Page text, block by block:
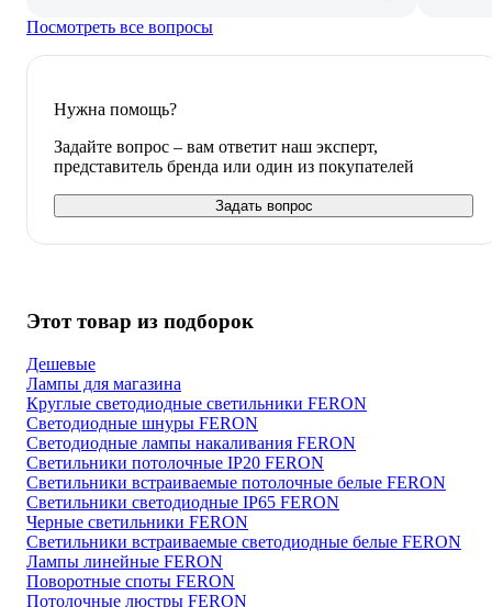
Посмотреть все вопросы
Нужна помощь?
Задайте вопрос – вам ответит наш эксперт,
представитель бренда или один из покупателей
Задать вопрос
Этот товар из подборок
Дешевые
Лампы для магазина
Круглые светодиодные светильники FERON
Светодиодные шнуры FERON
Светодиодные лампы накаливания FERON
Светильники потолочные IP20 FERON
Светильники встраиваемые потолочные белые FERON
Светильники светодиодные IP65 FERON
Черные светильники FERON
Светильники встраиваемые светодиодные белые FERON
Лампы линейные FERON
Поворотные споты FERON
Потолочные люстры FERON